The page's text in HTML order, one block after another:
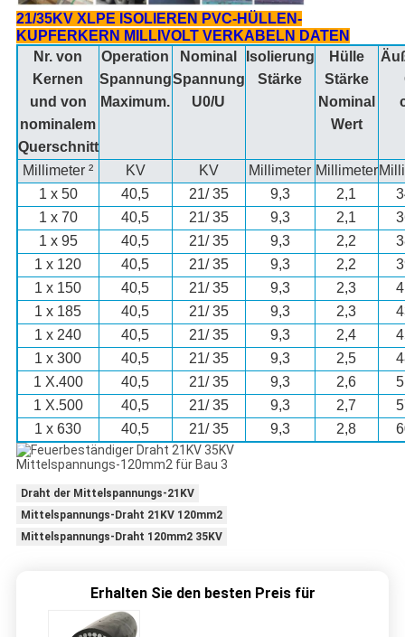
21/35KV XLPE ISOLIEREN PVC-HÜLLEN-
KUPFERKERN MILLIVOLT VERKABELN DATEN
Nr. von
Kernen
und von
nominalem
Querschnitt
Operation
Spannung
Maximum.
Nominal
Spannung
U0/U
Isolierung
Stärke
Hülle
Stärke
Nominal
Wert
Millimeter ² KV KV Millimeter Millimeter
1 x 50
40,5 21/ 35 9,3 2,1
1 x 70
40,5 21/ 35 9,3 2,1
1 x 95
40,5 21/ 35 9,3 2,2
1 x 120
40,5 21/ 35 9,3 2,2
1 x 150
40,5 21/ 35 9,3 2,3
1 x 185
40,5 21/ 35 9,3 2,3
1 x 240
40,5 21/ 35 9,3 2,4
1 x 300
40,5 21/ 35 9,3 2,5
1 X.400
40,5 21/ 35 9,3 2,6
1 X.500
40,5 21/ 35 9,3 2,7
1 x 630
40,5 21/ 35 9,3 2,8
Draht der Mittelspannungs-21KV
Mittelspannungs-Draht 21KV 120mm2
Mittelspannungs-Draht 120mm2 35KV
Erhalten Sie den besten Preis für